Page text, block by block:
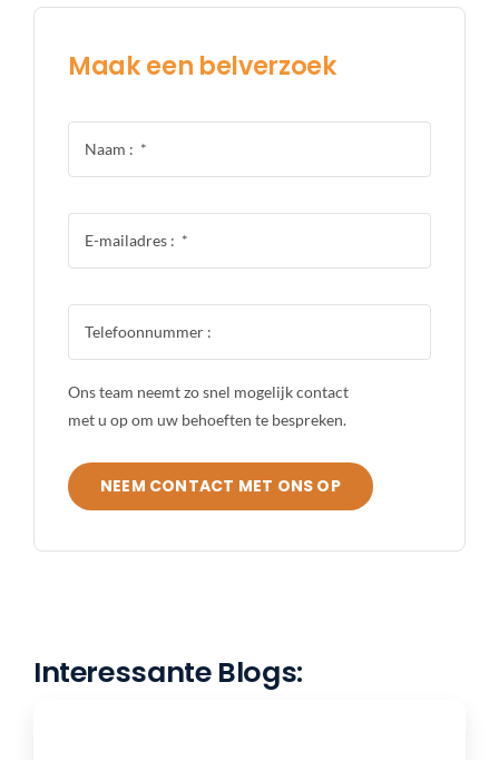
Maak een belverzoek
Ons team neemt zo snel mogelijk contact
met u op om uw behoeften te bespreken.
NEEM CONTACT MET ONS OP
Interessante Blogs: